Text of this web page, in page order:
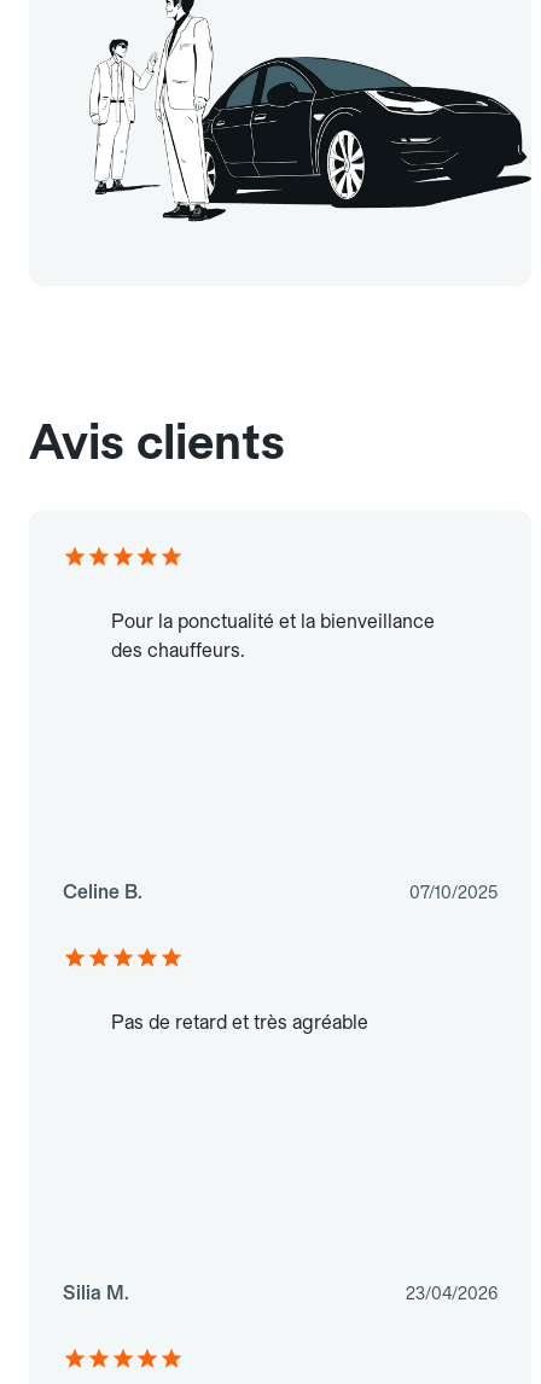
Avis clients
Pour la ponctualité et la bienveillance
des chauffeurs.
Celine B. 07/10/2025
Pas de retard et très agréable
Silia M. 23/04/2026